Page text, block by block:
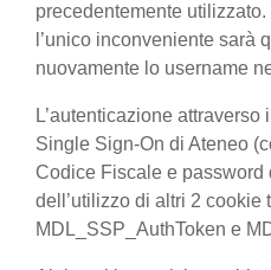
precedentemente
l’unico inconveniente sarà
nuovamente lo username
L’autenticazione
Single Sign-On di Ateneo
Codice Fiscale e password
dell’utilizzo di altri 2 cookie
MDL_SSP_AuthToken e